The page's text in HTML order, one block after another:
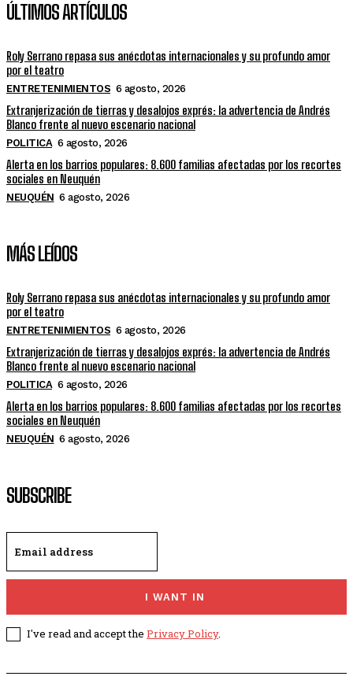
ÚLTIMOS ARTÍCULOS
Roly Serrano repasa sus anécdotas internacionales y su profundo amor
por el teatro
ENTRETENIMIENTOS 6 agosto, 2026
Extranjerización de tierras y desalojos exprés: la advertencia de Andrés
Blanco frente al nuevo escenario nacional
POLITICA 6 agosto, 2026
Alerta en los barrios populares: 8.600 familias afectadas por los recortes
sociales en Neuquén
NEUQUÉN 6 agosto, 2026
MÁS LEÍDOS
Roly Serrano repasa sus anécdotas internacionales y su profundo amor
por el teatro
ENTRETENIMIENTOS 6 agosto, 2026
Extranjerización de tierras y desalojos exprés: la advertencia de Andrés
Blanco frente al nuevo escenario nacional
POLITICA 6 agosto, 2026
Alerta en los barrios populares: 8.600 familias afectadas por los recortes
sociales en Neuquén
NEUQUÉN 6 agosto, 2026
SUBSCRIBE
I WANT IN
I've read and accept the Privacy Policy.